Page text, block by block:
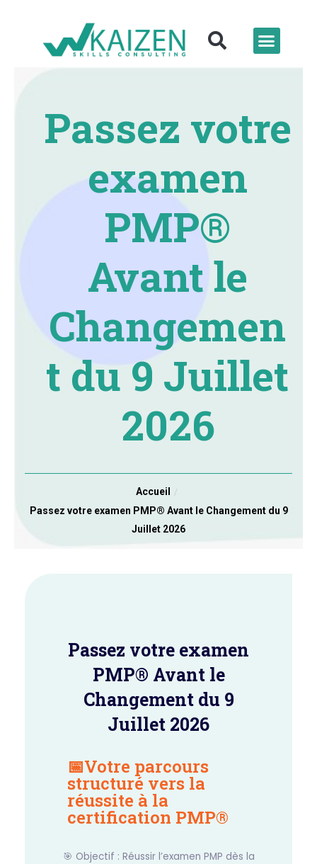
Passez votre
examen
PMP®
Avant le
Changemen
t du 9 Juillet
2026
Accueil
Passez votre examen PMP® Avant le Changement du 9
Juillet 2026
Passez votre examen
PMP® Avant le
Changement du 9
Juillet 2026
📅Votre parcours
structuré vers la
réussite à la
certification PMP®
🎯 Objectif : Réussir l’examen PMP dès la